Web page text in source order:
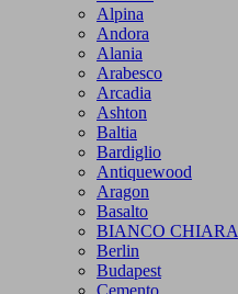
Alpina
Andora
Alania
Arabesco
Arcadia
Ashton
Baltia
Bardiglio
Antiquewood
Aragon
Basalto
BIANCO CHIARA
Berlin
Budapest
Cemento